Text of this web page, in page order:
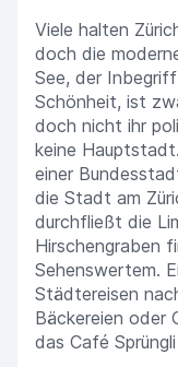
Viele halten
doch die
See, der
Schönheit, ist
doch nicht ihr
keine
einer
die Stadt am
durchfließt die
Hirschengraben
Sehenswertem.
Städtereisen
Bäckereien oder
das Café